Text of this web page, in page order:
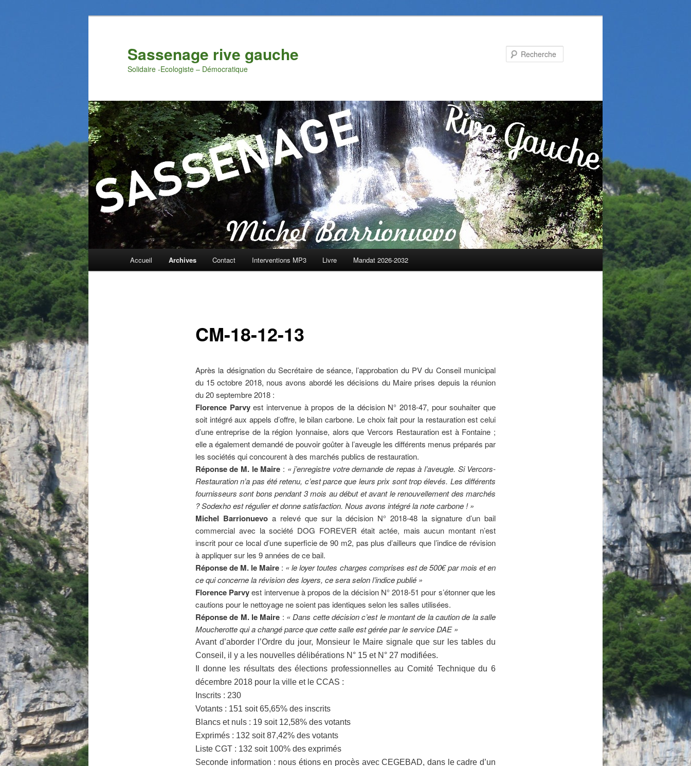
Sassenage rive gauche
Solidaire -Ecologiste – Démocratique
Accueil Archives Contact Interventions MP3 Livre Mandat 2026-2032
CM-18-12-13
Après la désignation du Secrétaire de séance, l’approbation du PV du Conseil municipal
du 15 octobre 2018, nous avons abordé les décisions du Maire prises depuis la réunion
du 20 septembre 2018 :
Florence Parvyest intervenue à propos de la décision N° 2018-47, pour souhaiter que
soit intégré aux appels d’offre, le bilan carbone. Le choix fait pour la restauration est celui
d’une entreprise de la région lyonnaise, alors que Vercors Restauration est à Fontaine ;
elle a également demandé de pouvoir goûter à l’aveugle les différents menus préparés par
les sociétés qui concourent à des marchés publics de restauration.
Réponse de M. le Maire : « j’enregistre votre demande de repas à l’aveugle. Si Vercors-
Restauration n’a pas été retenu, c’est parce que leurs prix sont trop élevés. Les différents
fournisseurs sont bons pendant 3 mois au début et avant le renouvellement des marchés
? Sodexho est régulier et donne satisfaction. Nous avons intégré la note carbone ! »
Michel Barrionuevoa relevé que sur la décision N° 2018-48 la signature d’un bail
commercial avec la société DOG FOREVER était actée, mais aucun montant n’est
inscrit pour ce local d’une superficie de 90 m2, pas plus d’ailleurs que l’indice de révision
à appliquer sur les 9 années de ce bail.
Réponse de M. le Maire : « le loyer toutes charges comprises est de 500€ par mois et en
ce qui concerne la révision des loyers, ce sera selon l’indice publié »
Florence Parvyest intervenue à propos de la décision N° 2018-51 pour s’étonner que les
cautions pour le nettoyage ne soient pas identiques selon les salles utilisées.
Réponse de M. le Maire : « Dans cette décision c’est le montant de la caution de la salle
Moucherotte qui a changé parce que cette salle est gérée par le service DAE »
Avant d’aborder l’Ordre du jour, Monsieur le Maire signale que sur les tables du
Conseil, il y a les nouvelles délibérations N° 15 et N° 27 modifiées.
Il donne les résultats des élections professionnelles au Comité Technique du 6
décembre 2018 pour la ville et le CCAS :
Inscrits : 230
Votants : 151 soit 65,65% des inscrits
Blancs et nuls : 19 soit 12,58% des votants
Exprimés : 132 soit 87,42% des votants
Liste CGT : 132 soit 100% des exprimés
Seconde information : nous étions en procès avec CEGEBAD, dans le cadre d’un